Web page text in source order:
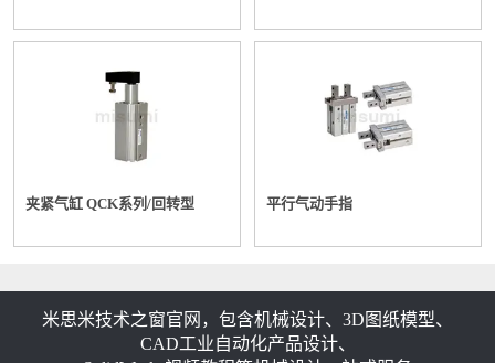
夹紧气缸 QCK系列/回转型 平行气动手指
米思米技术之窗官网，包含机械设计、3D图纸模型、
CAD工业自动化产品设计、